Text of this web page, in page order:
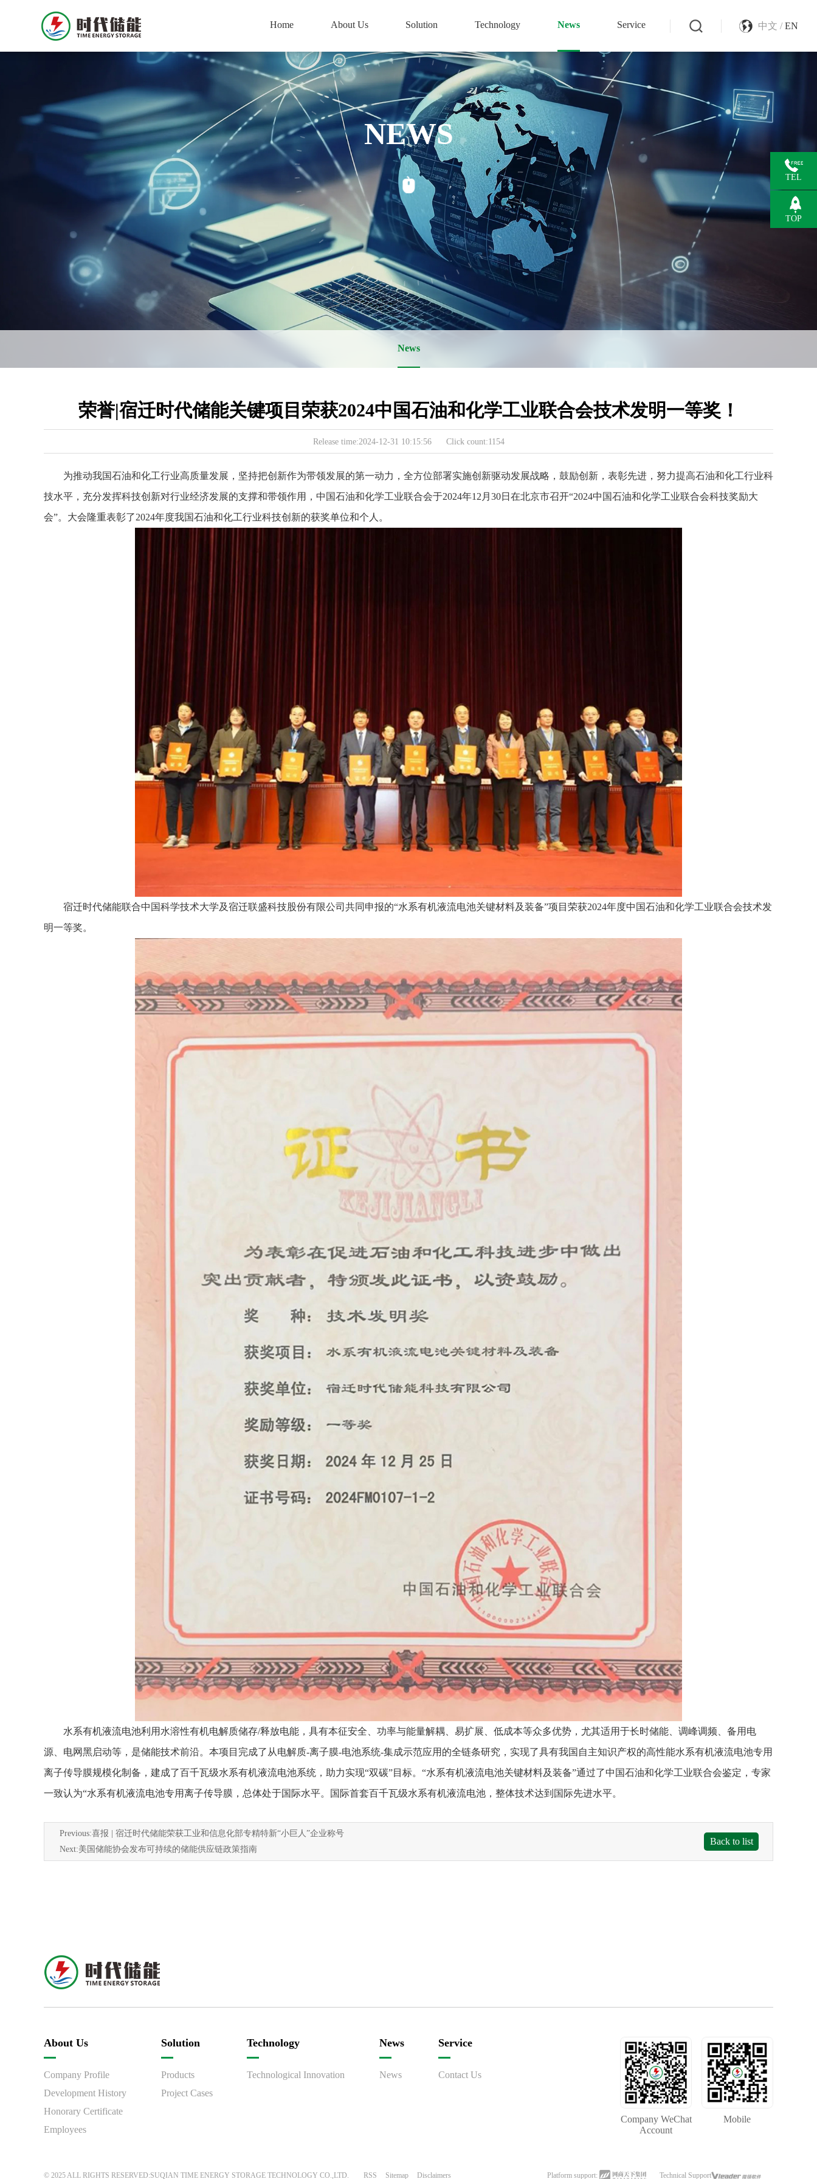
中文 /EN
Home About Us Solution Technology News Service
NEWS
News
荣誉|宿迁时代储能关键项目荣获2024中国石油和化学工业联合会技术发明一等奖！
Release time:2024-12-31 10:15:56 Click count:1154
为推动我国石油和化工行业高质量发展，坚持把创新作为带领发展的第一动力，全方位部署实施创新驱动发展战略，鼓励创新，表彰先进，努力提高石油和化工行业科
技水平，充分发挥科技创新对行业经济发展的支撑和带领作用，中国石油和化学工业联合会于2024年12月30日在北京市召开“2024中国石油和化学工业联合会科技奖励大
会”。大会隆重表彰了2024年度我国石油和化工行业科技创新的获奖单位和个人。
宿迁时代储能联合中国科学技术大学及宿迁联盛科技股份有限公司共同申报的“水系有机液流电池关键材料及装备”项目荣获2024年度中国石油和化学工业联合会技术发
明一等奖。
水系有机液流电池利用水溶性有机电解质储存/释放电能，具有本征安全、功率与能量解耦、易扩展、低成本等众多优势，尤其适用于长时储能、调峰调频、备用电
源、电网黑启动等，是储能技术前沿。本项目完成了从电解质-离子膜-电池系统-集成示范应用的全链条研究，实现了具有我国自主知识产权的高性能水系有机液流电池专用
离子传导膜规模化制备，建成了百千瓦级水系有机液流电池系统，助力实现“双碳”目标。“水系有机液流电池关键材料及装备”通过了中国石油和化学工业联合会鉴定，专家
一致认为“水系有机液流电池专用离子传导膜，总体处于国际水平。国际首套百千瓦级水系有机液流电池，整体技术达到国际先进水平。
Previous:喜报 | 宿迁时代储能荣获工业和信息化部专精特新“小巨人”企业称号
Next:美国储能协会发布可持续的储能供应链政策指南
Back to list
About Us
Company Profile
Development History
Honorary Certificate
Employees
Solution
Products
Project Cases
Technology
Technological Innovation
News
News
Service
Contact Us
Company WeChat
Account
Mobile
© 2025 ALL RIGHTS RESERVED:SUQIAN TIME ENERGY STORAGE TECHNOLOGY CO.,LTD. RSS Sitemap Disclaimers Platform support: Technical Support
TEL
TOP